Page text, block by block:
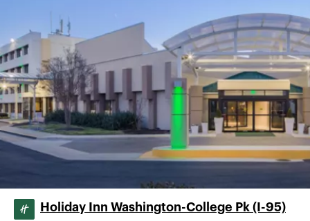
Holiday Inn Washington-College Pk (I-95)